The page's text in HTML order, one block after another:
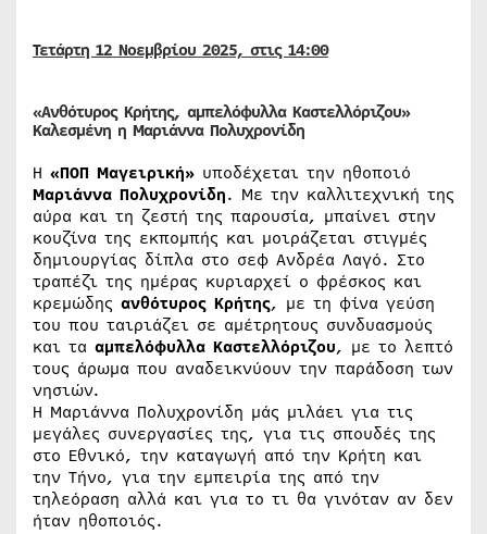
Τετάρτη 12 Νοεμβρίου 2025, στις 14:00
«Ανθότυρος Κρήτης, αμπελόφυλλα Καστελλόριζου»
Καλεσμένη η Μαριάννα Πολυχρονίδη
Η «ΠΟΠ Μαγειρική» υποδέχεται την ηθοποιό
Μαριάννα Πολυχρονίδη. Με την καλλιτεχνική της
αύρα και τη ζεστή της παρουσία, μπαίνει στην
κουζίνα της εκπομπής και μοιράζεται στιγμές
δημιουργίας δίπλα στο σεφ Ανδρέα Λαγό. Στο
τραπέζι της ημέρας κυριαρχεί ο φρέσκος και
κρεμώδης ανθότυρος Κρήτης, με τη φίνα γεύση
του που ταιριάζει σε αμέτρητους συνδυασμούς
και τα αμπελόφυλλα Καστελλόριζου, με το λεπτό
τους άρωμα που αναδεικνύουν την παράδοση των
νησιών.
Η Μαριάννα Πολυχρονίδη μάς μιλάει για τις
μεγάλες συνεργασίες της, για τις σπουδές της
στο Εθνικό, την καταγωγή από την Κρήτη και
την Τήνο, για την εμπειρία της από την
τηλεόραση αλλά και για το τι θα γινόταν αν δεν
ήταν ηθοποιός.